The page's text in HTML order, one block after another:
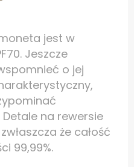
jest w
Jeszcze
o jej
na rewersie
że całość
99,99%.